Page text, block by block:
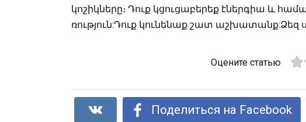
կոշիկները։ Դուք կցուցաբերեք էներգիա և
ռություն:Դուք կունենաք շատ աշխատանք:Ձեզ
Оцените статью
Поделиться на Facebook